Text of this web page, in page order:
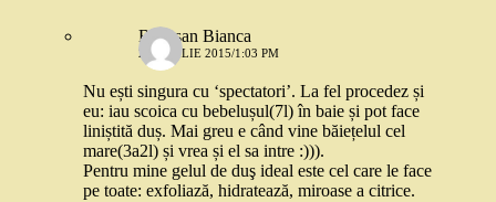
Bozesan Bianca
24 APRILIE 2015/1:03 PM
Nu ești singura cu ‘spectatori’. La fel procedez și
eu: iau scoica cu bebelușul(7l) în baie și pot face
liniștită duș. Mai greu e când vine băiețelul cel
mare(3a2l) și vrea și el sa intre :))).
Pentru mine gelul de duş ideal este cel care le face
pe toate: exfoliază, hidratează, miroase a citrice.